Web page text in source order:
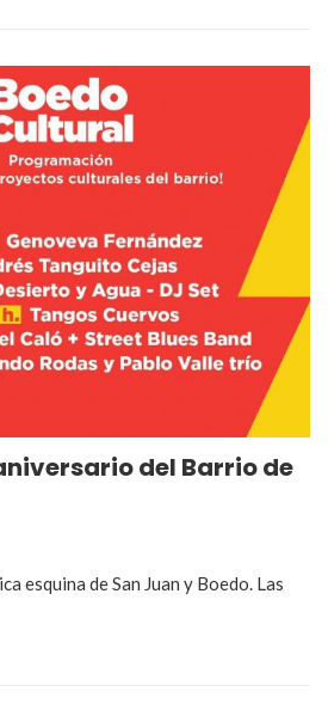
del Barrio de
esquina de San Juan y Boedo. Las